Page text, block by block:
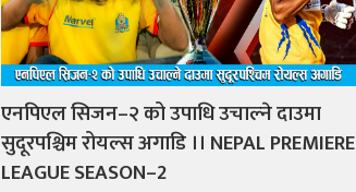
एनपिएल सिजन–२ को उपाधि उचाल्ने दाउमा
सुदूरपश्चिम रोयल्स अगाडि ।। NEPAL PREMIERE
LEAGUE SEASON–2